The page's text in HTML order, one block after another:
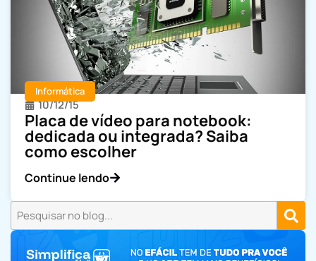
Informática
10/12/15
Placa de vídeo para notebook:
dedicada ou integrada? Saiba
como escolher
Continue lendo